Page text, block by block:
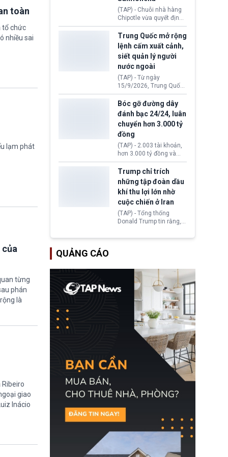
toàn
tổ chức
nhiều sai
lạm phát
của
từng
phán
là
giao
Inácio
thống Donald Trump tới
thăm địa điểm này.
(TAP) - Chuỗi nhà hàng
Chipotle vừa quyết định
loại bỏ tất cả ớt jalapeño
khỏi những cửa hàng
trên toàn lãnh thổ Hoa
Kỳ. Nguyên nhân do cơ
quan y tế nghi ngờ
nguyên liệu liên quan
đến ổ dịch Salmonella
khiến ít nhất 110 người
mắc bệnh tại bang
Minnesota.
Trung Quốc mở rộng
lệnh cấm xuất cảnh,
siết quản lý người
nước ngoài
(TAP) - Từ ngày
15/9/2026, Trung Quốc
áp dụng quy định mới về
quản lý xuất nhập cảnh.
Một hành vi vi phạm giấy
tờ, xuất nhập cảnh trái
phép hay liên quan kiểm
soát công nghệ có thể
khiến công dân Trung
Quốc đối mặt lệnh cấm
xuất cảnh kéo dài tới 3
năm. Trong khi đó, người
nước ngoài sử dụng giấy
tờ giả có nguy cơ bị từ
chối nhập cảnh hoặc
cấm vào Trung Quốc tới
5 năm.
Bóc gỡ đường dây
đánh bạc 24/24, luân
chuyển hơn 3.000 tỷ
đồng
(TAP) - 2.003 tài khoản,
hơn 3.000 tỷ đồng và
một đường dây đánh
bạc xuyên quốc gia vận
hành 24/24 giờ vừa bị
Công an TP. Hải Phòng
(Việt Nam) bóc gỡ.
Trump chỉ trích
những tập đoàn dầu
khí thu lợi lớn nhờ
cuộc chiến ở Iran
(TAP) - Tổng thống
Donald Trump tin rằng, 2
ExxonMobil và Chevron
Kỳ xảy ra xung đột ở
Iran. Trên cơ sở đó, lãnh
đạo Nhà Trắng kêu gọi
các doanh nghiệp cần
giảm giá bán cho người
tiêu dùng.
QUẢNG CÁO